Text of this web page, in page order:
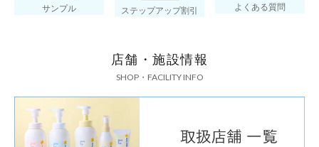
サンプル ステップアップ割引 よくある質問
店舗・施設情報
SHOP・FACILITY INFO